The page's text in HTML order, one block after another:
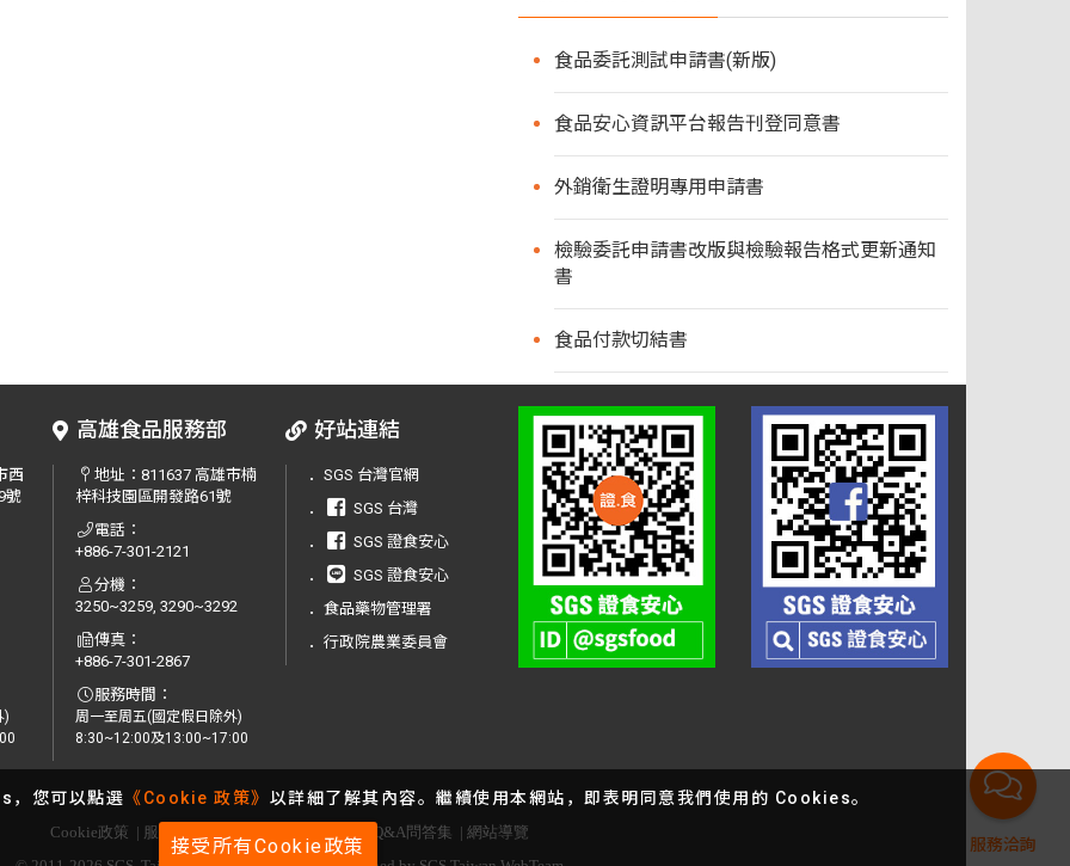
服務洽詢
食品委託測試申請書(新版)
食品安心資訊平台報告刊登同意書
外銷衛生證明專用申請書
檢驗委託申請書改版與檢驗報告格式更新通知
書
食品付款切結書
西
號
)
高雄食品服務部
地址：811637 高雄市楠
梓科技園區開發路61號
電話：
+886-7-301-2121
分機：
3250~3259, 3290~3292
傳真：
+886-7-301-2867
服務時間：
周一至周五(國定假日除外)
8:30~12:00及13:00~17:00
好站連結
． SGS 台灣官網
．
SGS 台灣
．
SGS 證食安心
．
SGS 證食安心
． 食品藥物管理署
． 行政院農業委員會
Cookie政策 | 服務條款 服務據點 服務洽詢 Q&A問答集 | 網站導覽
，您可以點選 《Cookie 政策》 以詳細了解其內容。繼續使用本網站，即表明同意我們使用的 Cookies。
接受所有Cookie政策